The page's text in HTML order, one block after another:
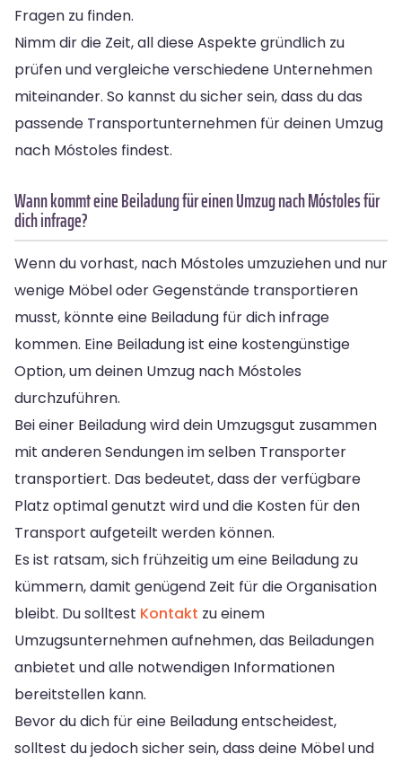
Fragen zu finden.
Nimm dir die Zeit, all diese Aspekte gründlich zu
prüfen und vergleiche verschiedene Unternehmen
miteinander. So kannst du sicher sein, dass du das
passende Transportunternehmen für deinen Umzug
nach Móstoles findest.
Wann kommt eine Beiladung für einen Umzug nach Móstoles für
dich infrage?
Wenn du vorhast, nach Móstoles umzuziehen und nur
wenige Möbel oder Gegenstände transportieren
musst, könnte eine Beiladung für dich infrage
kommen. Eine Beiladung ist eine kostengünstige
Option, um deinen Umzug nach Móstoles
durchzuführen.
Bei einer Beiladung wird dein Umzugsgut zusammen
mit anderen Sendungen im selben Transporter
transportiert. Das bedeutet, dass der verfügbare
Platz optimal genutzt wird und die Kosten für den
Transport aufgeteilt werden können.
Es ist ratsam, sich frühzeitig um eine Beiladung zu
kümmern, damit genügend Zeit für die Organisation
bleibt. Du solltest Kontakt zu einem
Umzugsunternehmen aufnehmen, das Beiladungen
anbietet und alle notwendigen Informationen
bereitstellen kann.
Bevor du dich für eine Beiladung entscheidest,
solltest du jedoch sicher sein, dass deine Möbel und